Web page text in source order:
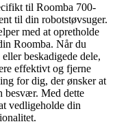
til Roomba 700-
til din robotstøvsuger.
med at opretholde
Roomba. Når du
beskadigede dele,
effektivt og fjerne
for dig, der ønsker at
besvær. Med dette
vedligeholde din